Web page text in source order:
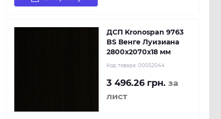
ДСП Kronospan 9763
BS Венге Луизиана
2800x2070x18 мм
Код товара: 00052044
3 496.26 грн. за
лист